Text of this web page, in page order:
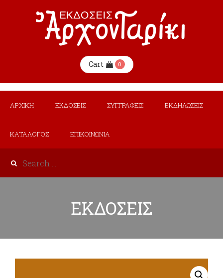
Cart 0
ΑΡΧΙΚΗ ΕΚΔΟΣΕΙΣ ΣΥΓΓΡΑΦΕΙΣ ΕΚΔΗΛΩΣΕΙΣ
ΚΑΤΑΛΟΓΟΣ ΕΠΙΚΟΙΝΩΝΙΑ
ΕΚΔΟΣΕΙΣ